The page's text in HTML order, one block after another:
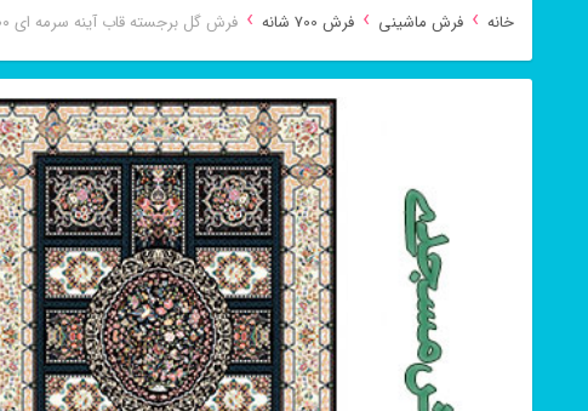
خانه › فرش ماشینی › فرش 700 شانه › فرش گل برجسته قاب آینه سرمه ای ۷۰۰ شانه کاشان